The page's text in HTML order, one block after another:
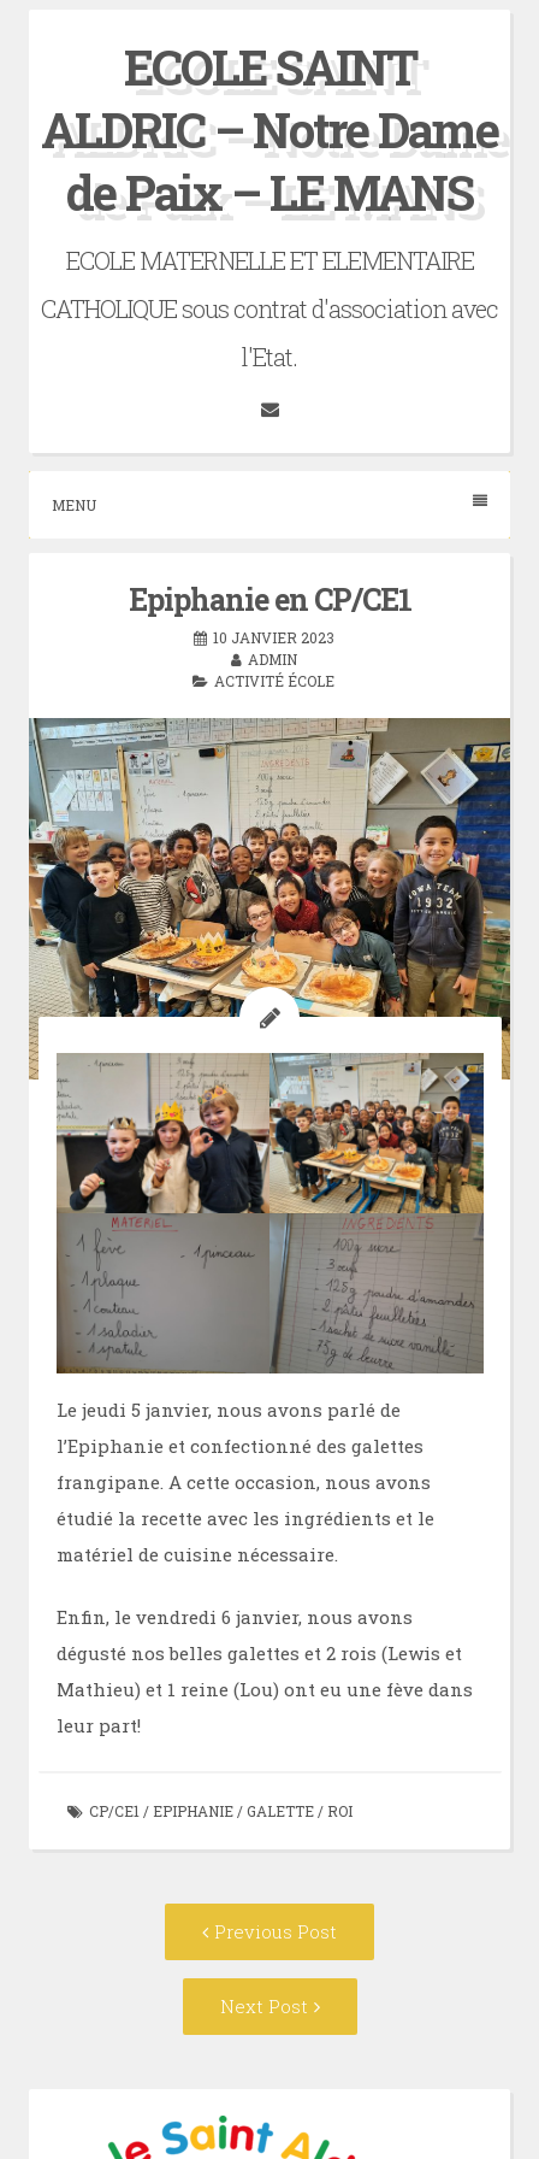
ECOLE SAINT
ALDRIC – Notre Dame
de Paix – LE MANS
ECOLE MATERNELLE ET ELEMENTAIRE
CATHOLIQUE sous contrat d'association avec
l'Etat.
Tumblr
MENU
Epiphanie en CP/CE1
10 JANVIER 2023
ADMIN
ACTIVITÉ ÉCOLE
Le jeudi 5 janvier, nous avons parlé de
l’Epiphanie et confectionné des galettes
frangipane. A cette occasion, nous avons
étudié la recette avec les ingrédients et le
matériel de cuisine nécessaire.
Enfin, le vendredi 6 janvier, nous avons
dégusté nos belles galettes et 2 rois (Lewis et
Mathieu) et 1 reine (Lou) ont eu une fève dans
leur part!
CP/CE1/ EPIPHANIE/GALETTE/ ROI
Previous Post
post:
Next Post
Post: